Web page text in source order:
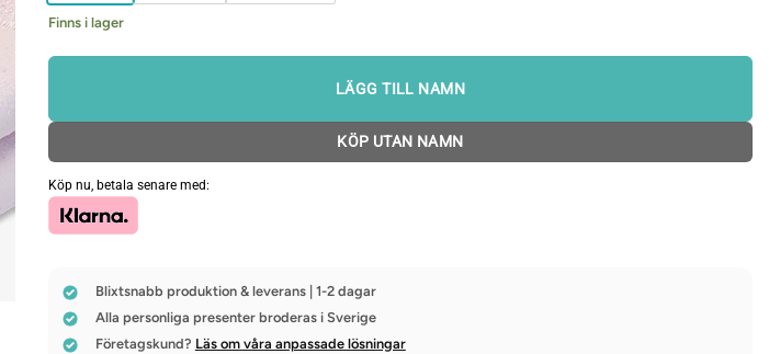
Finns i lager
LÄGG TILL NAMN
KÖP UTAN NAMN
Köp nu, betala senare med:
Blixtsnabb produktion & leverans | 1-2 dagar
Alla personliga presenter broderas i Sverige
Företagskund? Läs om våra anpassade lösningar